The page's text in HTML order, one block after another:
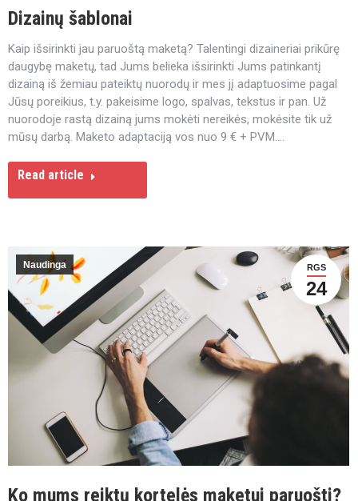
Dizainų šablonai
Kaip išsirinkti jau paruoštą maketą? Talentingi dizaineriai prikūrę
daugybę maketų, tad Jums belieka išsirinkti Jums patinkantį
dizainą iš žemiau pateiktų nuorodų ir mes jį adaptuosime pagal
Jūsų poreikius, t.y. pakeisime logo, spalvas, tekstus ir pan. Už
nuorodoje rastą dizainą jums mokėti nereikės, mokėsite tik už
mūsų darbą. Maketo adaptaciją vos nuo 9 € + PVM.…
Read article
RGS
24
Naudinga
Ko mums reiktų kortelės maketui paruošti?